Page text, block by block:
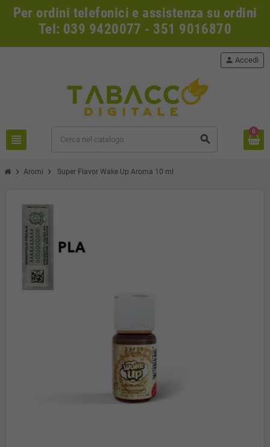
Per ordini telefonici e assistenza su ordini
Tel: 039 9420077 - 351 9016870
view_headline search
person Accedi
0
chevron_right Aromi chevron_right Super Flavor Wake Up Aroma 10 ml